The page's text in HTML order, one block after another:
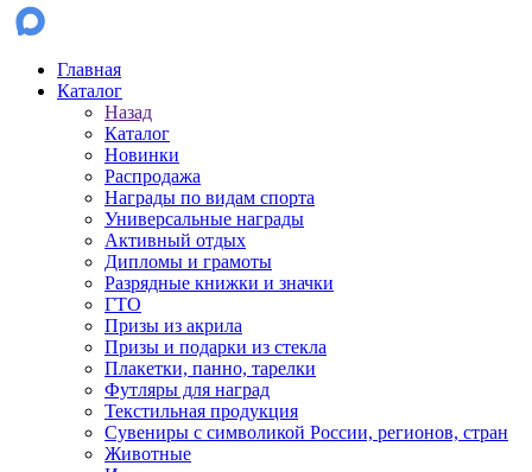
Главная
Каталог
Назад
Каталог
Новинки
Распродажа
Награды по видам спорта
Универсальные награды
Активный отдых
Дипломы и грамоты
Разрядные книжки и значки
ГТО
Призы из акрила
Призы и подарки из стекла
Плакетки, панно, тарелки
Футляры для наград
Текстильная продукция
Сувениры с символикой России, регионов, стран
Животные